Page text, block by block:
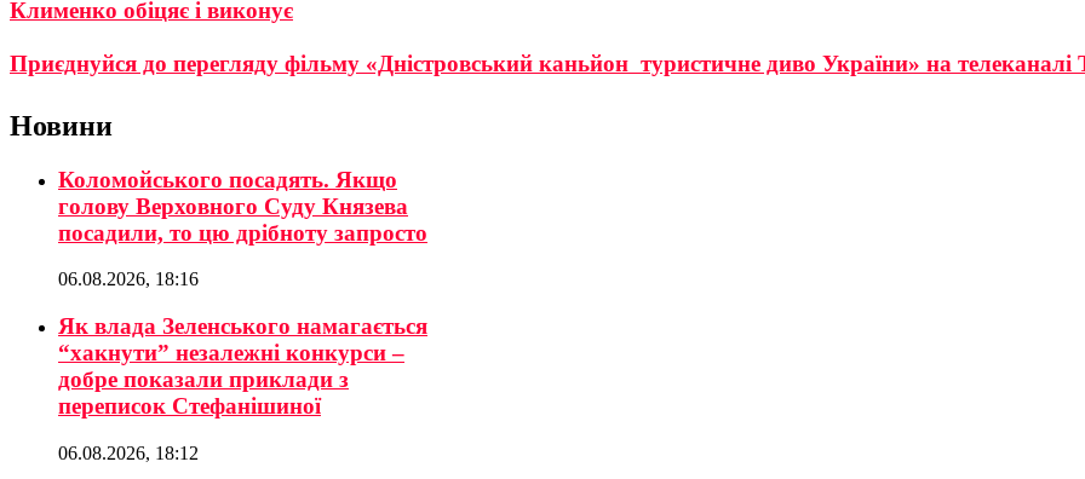
Клименко обіцяє і виконує
Приєднуйся до перегляду фільму «Дністровський каньйон  туристичне диво України» на телеканалі
Новини
Коломойського посадять. Якщо
голову Верховного Суду Князева
посадили, то цю дрібноту запросто
06.08.2026, 18:16
Як влада Зеленського намагається
“хакнути” незалежні конкурси –
добре показали приклади з
переписок Стефанішиної
06.08.2026, 18:12